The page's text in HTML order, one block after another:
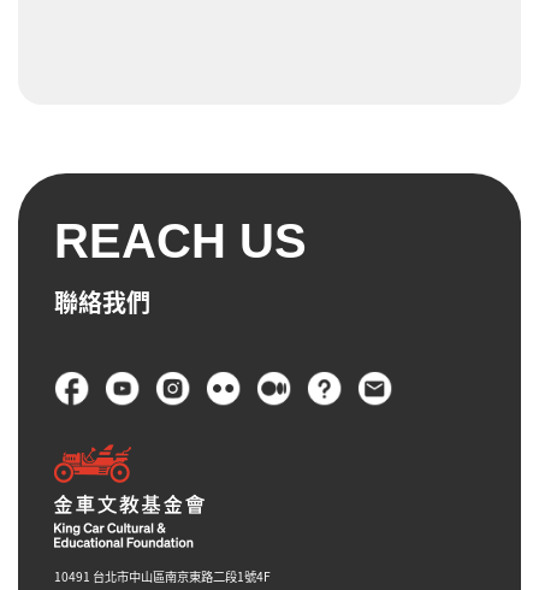
REACH US
聯絡我們
頁尾
10491 台北市中山區南京東路二段1號4F